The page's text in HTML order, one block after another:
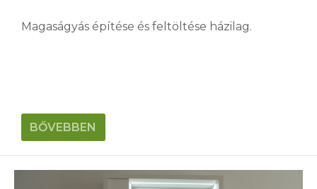
Magaságyás építése és feltöltése házilag.
BŐVEBBEN